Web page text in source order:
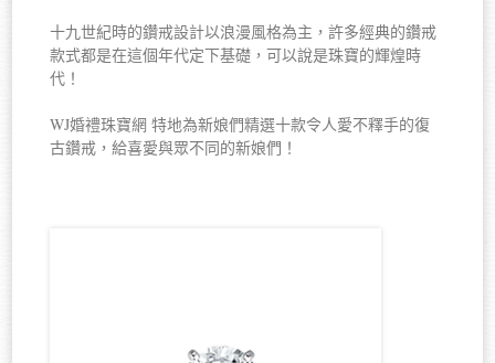
十九世紀時的鑽戒設計以浪漫風格為主，許多經典的鑽戒
款式都是在這個年代定下基礎，可以說是珠寶的輝煌時
代！
WJ婚禮珠寶網 特地為新娘們精選十款令人愛不釋手的復
古鑽戒，給喜愛與眾不同的新娘們！